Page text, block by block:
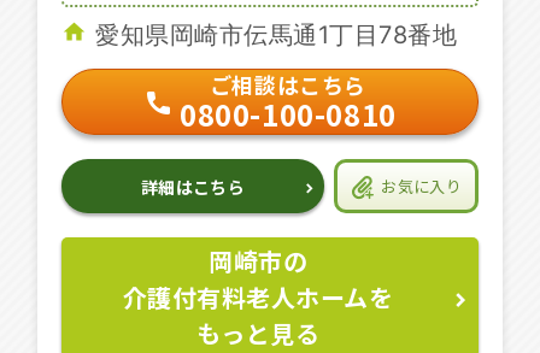
愛知県岡崎市伝馬通1丁目78番地
ご相談はこちら
0800-100-0810
詳細はこちら お気に入り
岡崎市の
介護付有料老人ホームを
もっと見る